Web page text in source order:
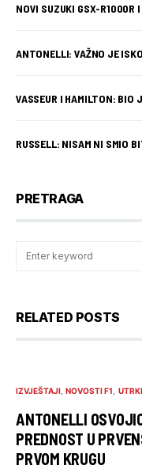
NOVI SUZUKI GSX-R1000R
ANTONELLI: VAŽNO JE
VASSEUR I HAMILTON: BIO
RUSSELL: NISAM NI SMIO
PRETRAGA
RELATED POSTS
IZVJEŠTAJI NOVOSTI F1
ANTONELLI
PREDNOST U
PRVOM KRUGU